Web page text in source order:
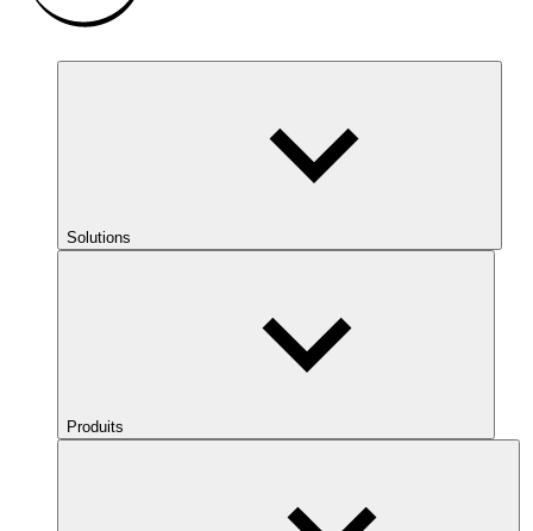
Solutions
Produits